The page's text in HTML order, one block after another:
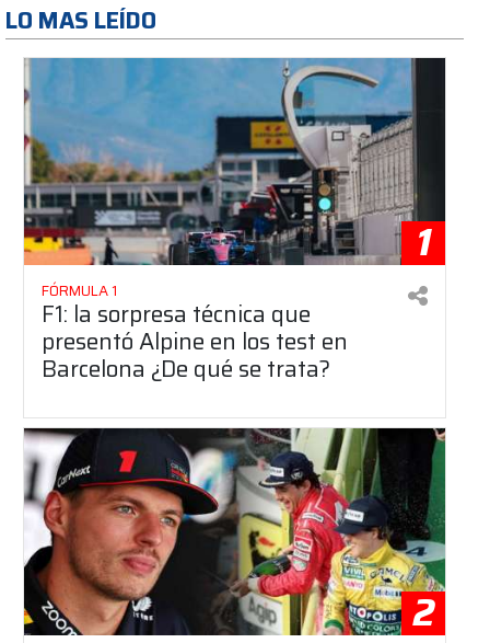
LO MAS LEÍDO
1
FÓRMULA 1
F1: la sorpresa técnica que
presentó Alpine en los test en
Barcelona ¿De qué se trata?
2